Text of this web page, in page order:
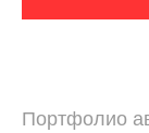
Портфолио